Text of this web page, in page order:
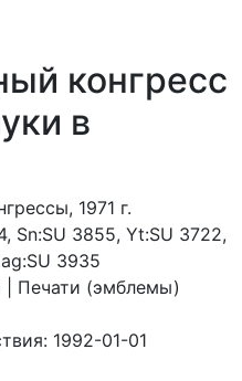
конгресс
в
1971 г.
Sn:SU 3855, Yt:SU 3722,
3935
| Печати (эмблемы)
1992-01-01